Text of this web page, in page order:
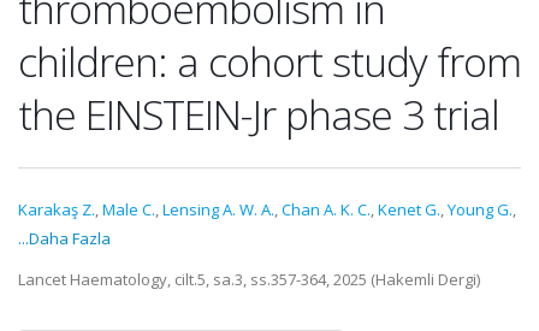
children: a cohort study from
the EINSTEIN-Jr phase 3 trial
Karakaş Z.,Male C.,Lensing A. W. A.,Chan A. K. C.,Kenet G.,Young G.,
...Daha Fazla
Lancet Haematology, cilt.5, sa.3, ss.357-364, 2025 (Hakemli Dergi)